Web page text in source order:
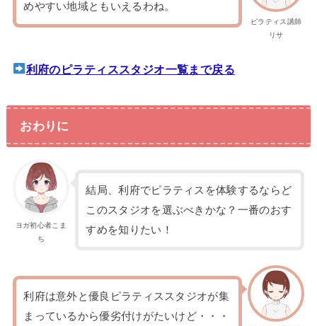
ピラティス講師
リサ
めやすい地域ともいえるわね。
利府のピラティススタジオ一覧まで戻る
おわりに
ヨガ初心者こま
ち
結局、利府でピラティスを体験するならど
このスタジオを選ぶべきかな？一番のおす
すめを知りたい！
利府は意外と優良ピラティススタジオが集
まっているから優劣付けがたいけど・・・